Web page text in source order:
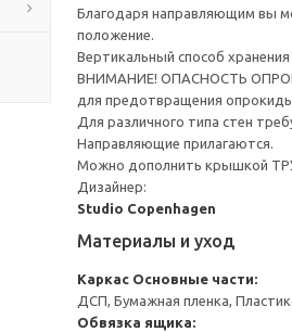
Благодаря направляющим вы
положение.
Вертикальный способ
ВНИМАНИЕ! ОПАСНОСТЬ
для предотвращения
Для различного типа стен
Направляющие прилагаются.
Можно дополнить крышкой
Дизайнер:
Studio Copenhagen
Материалы и уход
Каркас Основные части:
ДСП, Бумажная пленка,
Обвязка ящика: